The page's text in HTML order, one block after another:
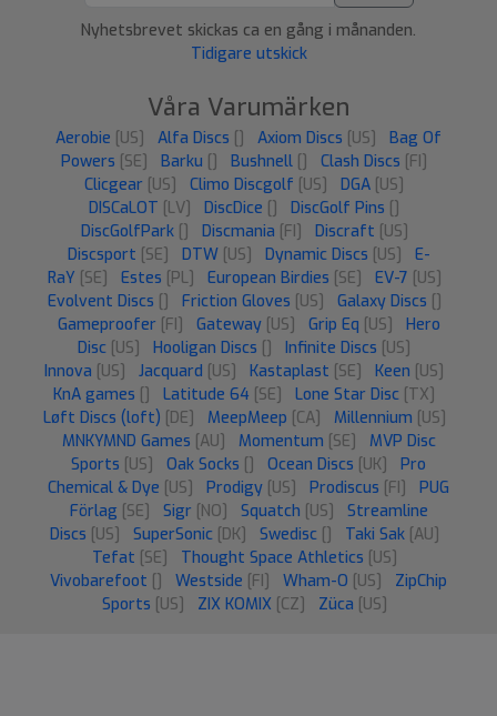
Nyhetsbrevet skickas ca en gång i månanden.
Tidigare utskick
Våra Varumärken
Aerobie [US] Alfa Discs Axiom Discs [US]
Bag Of
Powers [SE] Barku Bushnell Clash Discs [FI]
Clicgear [US] Climo Discgolf [US] DGA [US]
DISCaLOT [LV] DiscDice DiscGolf Pins
DiscGolfPark
Discmania [FI] Discraft [US]
Discsport [SE] DTW [US] Dynamic Discs [US]
E-
RaY [SE] Estes [PL] European Birdies [SE] EV-7 [US]
Evolvent Discs
Friction Gloves [US] Galaxy Discs
Gameproofer [FI] Gateway [US] Grip Eq [US]
Hero
Disc [US] Hooligan Discs Infinite Discs [US]
Innova [US] Jacquard [US] Kastaplast [SE] Keen [US]
KnA games
Latitude 64 [SE] Lone Star Disc [TX]
Løft Discs (loft) [DE] MeepMeep [CA] Millennium [US]
MNKYMND Games [AU] Momentum [SE]
MVP Disc
Sports [US] Oak Socks Ocean Discs [UK]
Pro
Chemical & Dye [US] Prodigy [US] Prodiscus [FI]
PUG
Förlag [SE] Sigr [NO] Squatch [US]
Streamline
Discs [US] SuperSonic [DK] Swedisc Taki Sak [AU]
Tefat [SE] Thought Space Athletics [US]
Vivobarefoot
Westside [FI] Wham-O [US]
ZipChip
Sports [US] ZIX KOMIX [CZ] Züca [US]